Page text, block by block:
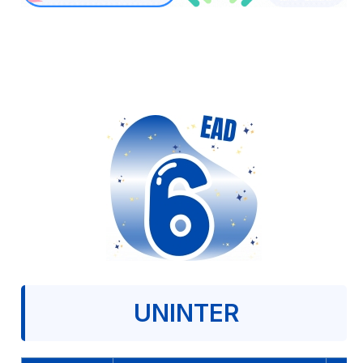
UNINTER